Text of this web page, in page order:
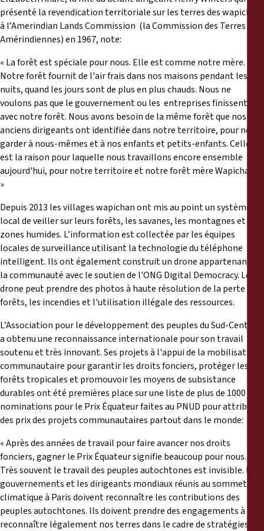
présenté la revendication territoriale sur les terres des wapichan
à l’Amerindian Lands Commission (la Commission des Terres
Amérindiennes) en 1967, note:
« La forêt est spéciale pour nous. Elle est comme notre mère.
Notre forêt fournit de l'air frais dans nos maisons pendant les
nuits, quand les jours sont de plus en plus chauds. Nous ne
voulons pas que le gouvernement ou les entreprises finissent
avec notre forêt. Nous avons besoin de la même forêt que nos
anciens dirigeants ont identifiée dans notre territoire, pour nous
garder à nous-mêmes et à nos enfants et petits-enfants. Celle-ci
est la raison pour laquelle nous travaillons encore ensemble
aujourd'hui, pour notre territoire et notre forêt mère Wapichan…
»
Depuis 2013 les villages wapichan ont mis au point un système
local de veiller sur leurs forêts, les savanes, les montagnes et les
zones humides. L’information est collectée par les équipes
locales de surveillance utilisant la technologie du téléphone
intelligent. Ils ont également construit un drone appartenant à
la communauté avec le soutien de l'ONG Digital Democracy. Le
drone peut prendre des photos à haute résolution de la perte des
forêts, les incendies et l'utilisation illégale des ressources.
L’Association pour le développement des peuples du Sud-Central
a obtenu une reconnaissance internationale pour son travail
soutenu et très innovant. Ses projets à l'appui de la mobilisation
communautaire pour garantir les droits fonciers, protéger les
forêts tropicales et promouvoir les moyens de subsistance
durables ont été premières place sur une liste de plus de 1000
nominations pour le Prix Équateur faites au PNUD pour attribuer
des prix des projets communautaires partout dans le monde:
« Après des années de travail pour faire avancer nos droits
fonciers, gagner le Prix Équateur signifie beaucoup pour nous.
Très souvent le travail des peuples autochtones est invisible. Les
gouvernements et les dirigeants mondiaux réunis au sommet
climatique à Paris doivent reconnaître les contributions des
peuples autochtones. Ils doivent prendre des engagements à
reconnaître légalement nos terres dans le cadre de stratégies